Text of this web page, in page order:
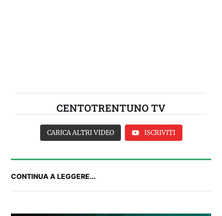
CENTOTRENTUNO TV
CARICA ALTRI VIDEO ISCRIVITI
CONTINUA A LEGGERE...